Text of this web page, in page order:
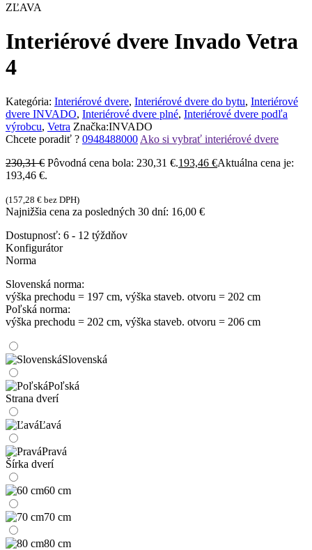
ZĽAVA
Interiérové dvere Invado Vetra
4
Kategória: Interiérové dvere, Interiérové dvere do bytu, Interiérové
dvere INVADO, Interiérové dvere plné, Interiérové dvere podľa
výrobcu, Vetra Značka:INVADO
Chcete poradiť ? 0948488000 Ako si vybrať interiérové dvere
230,31€ Pôvodná cena bola: 230,31 €.193,46 €Aktuálna cena je:
193,46 €.
(157,28 € bez DPH)
Najnižšia cena za posledných 30 dní: 16,00 €
Dostupnosť: 6 - 12 týždňov
Konfigurátor
Norma
Slovenská norma:
výška prechodu = 197 cm, výška staveb. otvoru = 202 cm
Poľská norma:
výška prechodu = 202 cm, výška staveb. otvoru = 206 cm
Slovenská
Poľská
Strana dverí
Ľavá
Pravá
Šírka dverí
60 cm
70 cm
80 cm